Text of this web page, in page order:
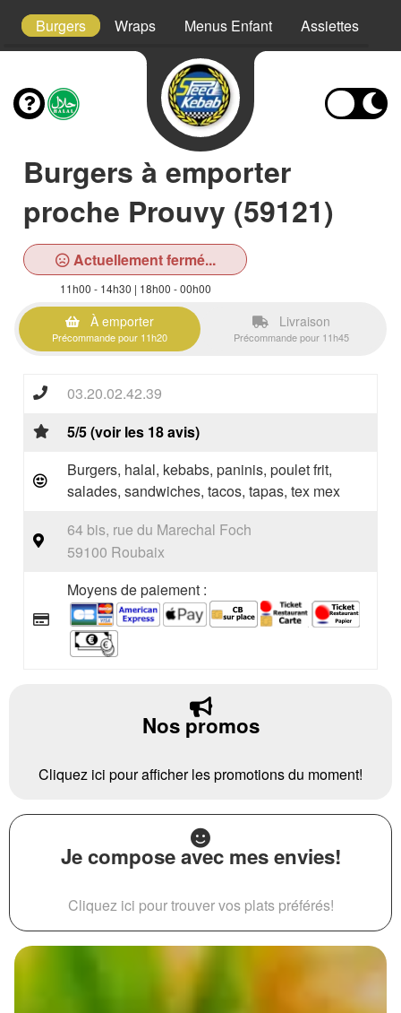
Burgers Wraps Menus Enfant Assiettes
Burgers à emporter
proche Prouvy (59121)
Actuellement fermé...
11h00 - 14h30 | 18h00 - 00h00
À emporter
Précommande pour 11h20
Livraison
Précommande pour 11h45
03.20.02.42.39
5/5 (voir les 18 avis)
Burgers, halal, kebabs, paninis, poulet frit,
salades, sandwiches, tacos, tapas, tex mex
64 bis, rue du Marechal Foch
59100 Roubaix
Moyens de paiement :
Nos promos
Cliquez ici pour afficher les promotions du moment!
Je compose avec mes envies!
Cliquez ici pour trouver vos plats préférés!